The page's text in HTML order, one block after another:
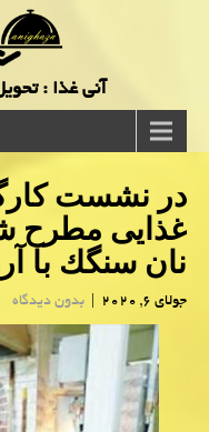
آنی غذا :
در نشست
غذایی مطرح
نان سنگك با
جولای 6, 2020 | بدون دیدگاه